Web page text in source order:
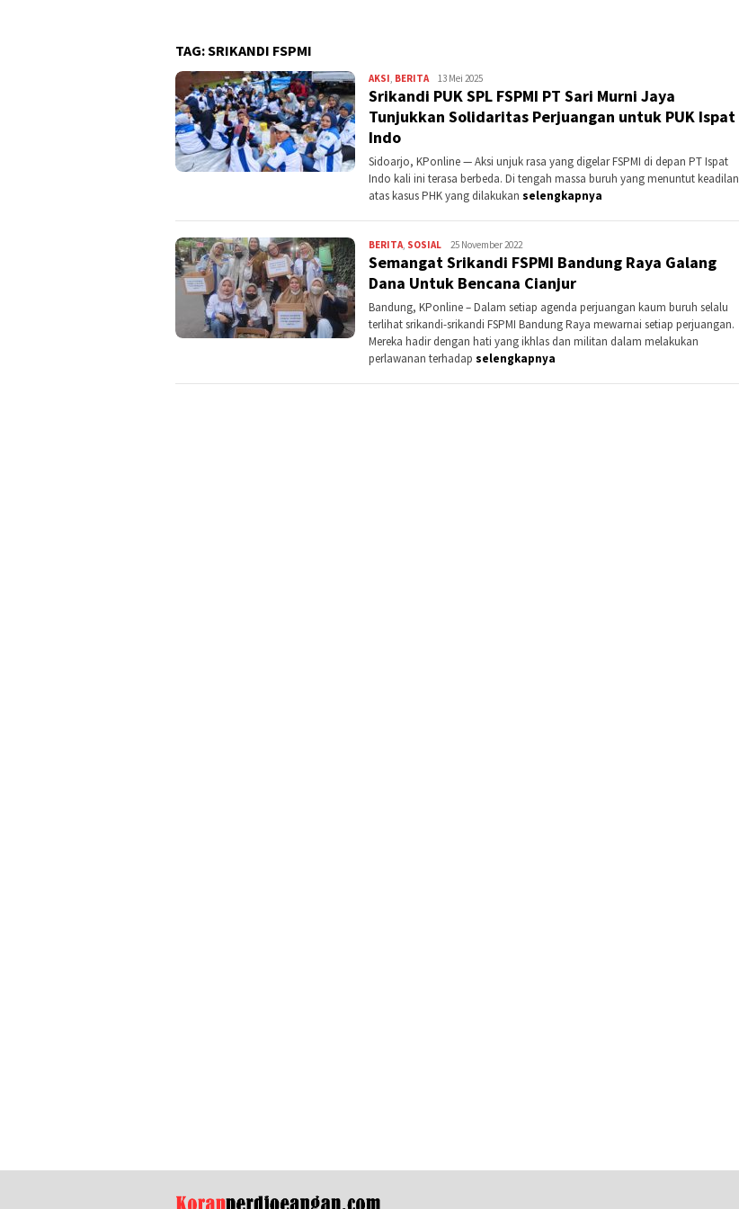
TAG:SRIKANDI FSPMI
AKSI, BERITAKontributor
Sidoarjo
13 Mei 2025
Srikandi PUK SPL FSPMI PT Sari Murni Jaya
Tunjukkan Solidaritas Perjuangan untuk PUK Ispat
Indo
Sidoarjo, KPonline — Aksi unjuk rasa yang digelar FSPMI di depan PT Ispat
Indo kali ini terasa berbeda. Di tengah massa buruh yang menuntut keadilan
atas kasus PHK yang dilakukan selengkapnya
BERITA, SOSIAL Kontributor
Bandung
25 November 2022
Semangat Srikandi FSPMI Bandung Raya Galang
Dana Untuk Bencana Cianjur
Bandung, KPonline – Dalam setiap agenda perjuangan kaum buruh selalu
terlihat srikandi-srikandi FSPMI Bandung Raya mewarnai setiap perjuangan.
Mereka hadir dengan hati yang ikhlas dan militan dalam melakukan
perlawanan terhadap selengkapnya